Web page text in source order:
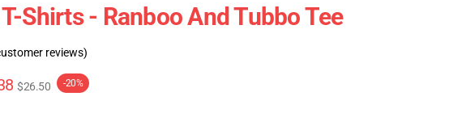
Shirts - Ranboo And Tubbo Tee
reviews)
$26.50 -20%